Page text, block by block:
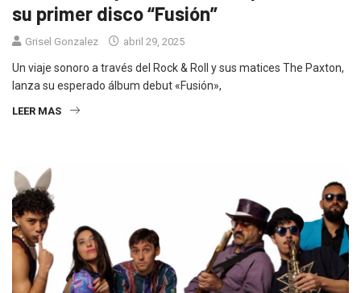
su primer disco “Fusión”
Grisel Gonzalez abril 29, 2025
Un viaje sonoro a través del Rock & Roll y sus matices The Paxton,
lanza su esperado álbum debut «Fusión»,
LEER MAS